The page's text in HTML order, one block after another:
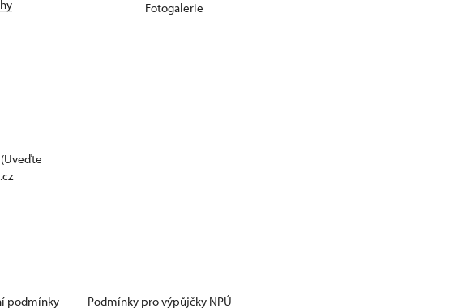
Fotogalerie
(Uveďte
podmínky Podmínky pro výpůjčky NPÚ